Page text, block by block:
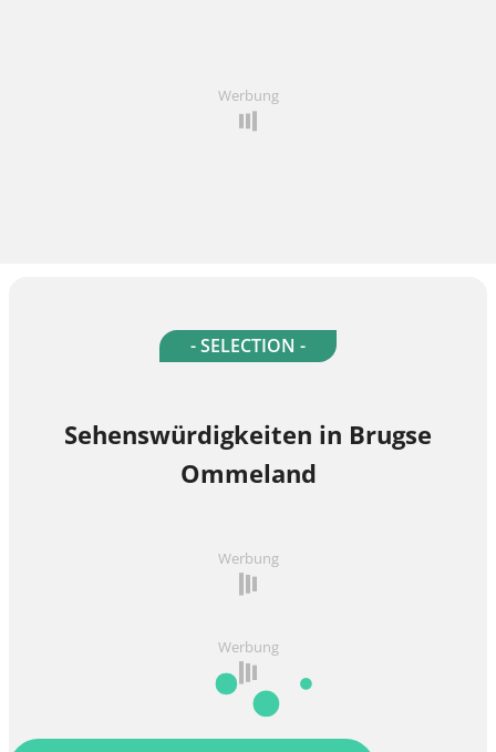
Werbung
- SELECTION -
Sehenswürdigkeiten in Brugse
Ommeland
Werbung
Werbung